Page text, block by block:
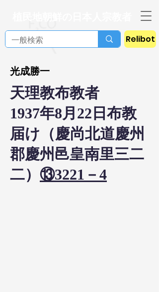
Relibot
光成勝一
天理教布教者
1937年8月22日布教
届け（慶尚北道慶州
郡慶州邑皇南里三二
二） ⑬3221－4